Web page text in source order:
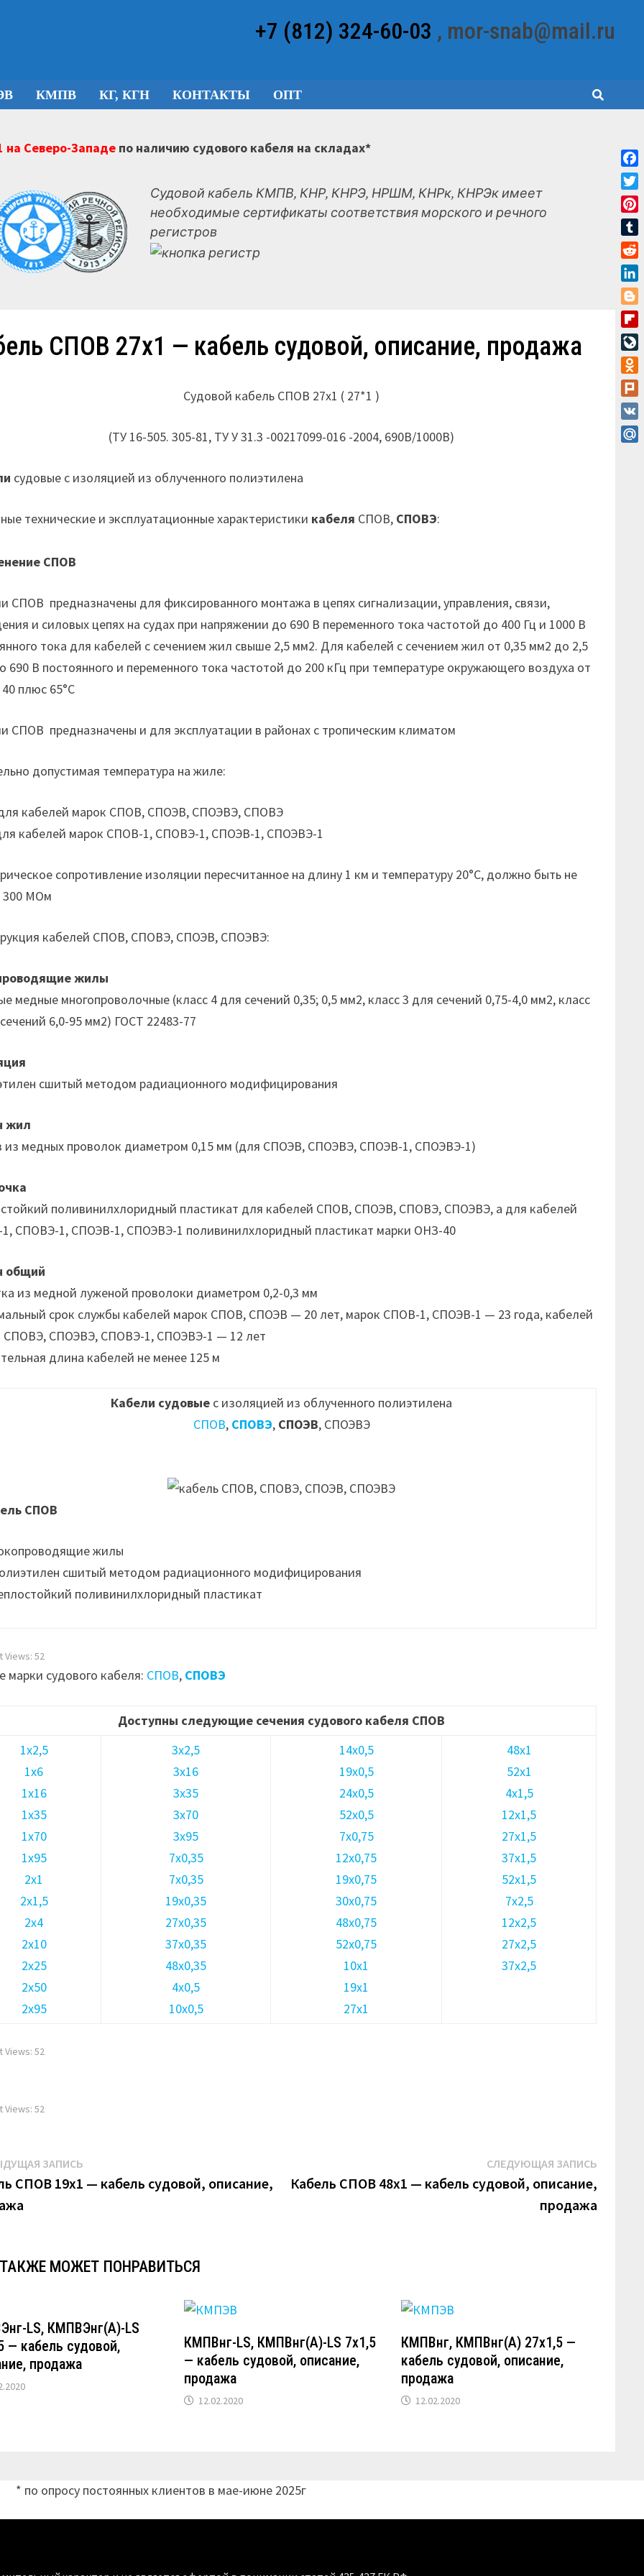
+7 (812) 324-60-03 , mor-snab@mail.ru
КМПВ КГ, КГН КОНТАКТЫ ОПТ
Северо-Западепо наличию судового кабеля на складах*
Судовой кабель КМПВ, КНР, КНРЭ, НРШМ, КНРк, КНРЭк имеет
необходимые сертификаты соответствия морского и речного
регистров
СПОВ 27х1 — кабель судовой, описание, продажа
Судовой кабель СПОВ 27х1 ( 27*1 )
(ТУ 16-505. 305-81, ТУ У 31.3 -00217099-016 -2004, 690В/1000В)
судовые с изоляцией из облученного полиэтилена
технические и эксплуатационные характеристики кабеля СПОВ, СПОВЭ:
СПОВ
СПОВ предназначены для фиксированного монтажа в цепях сигнализации, управления, связи,
и силовых цепях на судах при напряжении до 690 В переменного тока частотой до 400 Гц и 1000 В
тока для кабелей с сечением жил свыше 2,5 мм2. Для кабелей с сечением жил от 0,35 мм2 до 2,5
690 В постоянного и переменного тока частотой до 200 кГц при температуре окружающего воздуха от
плюс 65°С
СПОВ предназначены и для эксплуатации в районах с тропическим климатом
допустимая температура на жиле:
кабелей марок СПОВ, СПОЭВ, СПОЭВЭ, СПОВЭ
кабелей марок СПОВ-1, СПОВЭ-1, СПОЭВ-1, СПОЭВЭ-1
сопротивление изоляции пересчитанное на длину 1 км и температуру 20°С, должно быть не
300 МОм
кабелей СПОВ, СПОВЭ, СПОЭВ, СПОЭВЭ:
жилы
медные многопроволочные (класс 4 для сечений 0,35; 0,5 мм2, класс 3 для сечений 0,75-4,0 мм2, класс
6,0-95 мм2) ГОСТ 22483-77
сшитый методом радиационного модифицирования
жил
из медных проволок диаметром 0,15 мм (для СПОЭВ, СПОЭВЭ, СПОЭВ-1, СПОЭВЭ-1)
поливинилхлоридный пластикат для кабелей СПОВ, СПОЭВ, СПОВЭ, СПОЭВЭ, а для кабелей
СПОВЭ-1, СПОЭВ-1, СПОЭВЭ-1 поливинилхлоридный пластикат марки ОНЗ-40
общий
из медной луженой проволоки диаметром 0,2-0,3 мм
срок службы кабелей марок СПОВ, СПОЭВ — 20 лет, марок СПОВ-1, СПОЭВ-1 — 23 года, кабелей
СПОВЭ, СПОЭВЭ, СПОВЭ-1, СПОЭВЭ-1 — 12 лет
длина кабелей не менее 125 м
Кабели судовые с изоляцией из облученного полиэтилена
СПОВ, СПОВЭ, СПОЭВ, СПОЭВЭ
СПОВ
жилы
сшитый методом радиационного модифицирования
поливинилхлоридный пластикат
Views: 52
марки судового кабеля: СПОВ, СПОВЭ
Доступны следующие сечения судового кабеля СПОВ
1х2,5
1х6
1х16
1х35
1х70
1х95
2х1
2х1,5
2х4
2х10
2х25
2х50
2х95
3х2,5
3х16
3х35
3х70
3х95
7х0,35
7х0,35
19х0,35
27х0,35
37х0,35
48х0,35
4х0,5
10х0,5
14х0,5
19х0,5
24х0,5
52х0,5
7х0,75
12х0,75
19х0,75
30х0,75
48х0,75
52х0,75
10х1
19х1
27х1
48х1
52х1
4х1,5
12х1,5
27х1,5
37х1,5
52х1,5
7х2,5
12х2,5
27х2,5
37х2,5
Views: 52
Views: 52
ЗАПИСЬ
запись:
СПОВ 19х1 — кабель судовой, описание,
СЛЕДУЮЩАЯ ЗАПИСЬ
Кабель СПОВ 48х1 — кабель судовой, описание,
продажа
МОЖЕТ ПОНРАВИТЬСЯ
LS, КМПВЭнг(А)-LS
— кабель судовой,
продажа
КМПВнг-LS, КМПВнг(А)-LS 7х1,5
— кабель судовой, описание,
продажа
12.02.2020
КМПВнг, КМПВнг(А) 27х1,5 —
кабель судовой, описание,
продажа
12.02.2020
* по опросу постоянных клиентов в мае-июне 2025г
VK